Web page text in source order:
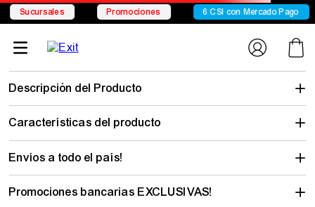
Conocé Chelsea Conocé Seven Sport Envío gratis desde
remera-
No encontramos lo que buscabas…
pero hay mucho para descubrir